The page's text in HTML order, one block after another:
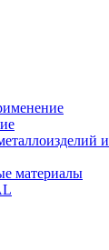
и
материалы